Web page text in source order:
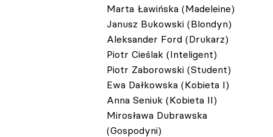
Marta Ławińska (Madeleine)
Janusz Bukowski (Blondyn)
Aleksander Ford (Drukarz)
Piotr Cieślak (Inteligent)
Piotr Zaborowski (Student)
Ewa Dałkowska (Kobieta I)
Anna Seniuk (Kobieta II)
Mirosława Dubrawska
(Gospodyni)